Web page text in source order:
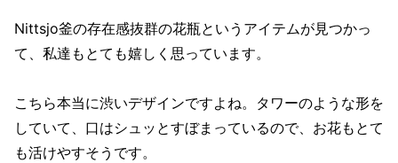
Nittsjo釜の存在感抜群の花瓶というアイテムが見つかっ
て、私達もとても嬉しく思っています。
こちら本当に渋いデザインですよね。タワーのような形を
していて、口はシュッとすぼまっているので、お花もとて
も活けやすそうです。